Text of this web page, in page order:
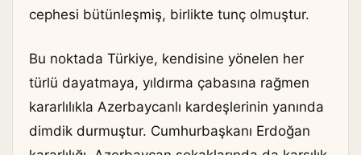
cephesi bütünleşmiş, birlikte tunç olmuştur.
Bu noktada Türkiye, kendisine yönelen her
türlü dayatmaya, yıldırma çabasına rağmen
kararlılıkla Azerbaycanlı kardeşlerinin yanında
dimdik durmuştur. Cumhurbaşkanı Erdoğan